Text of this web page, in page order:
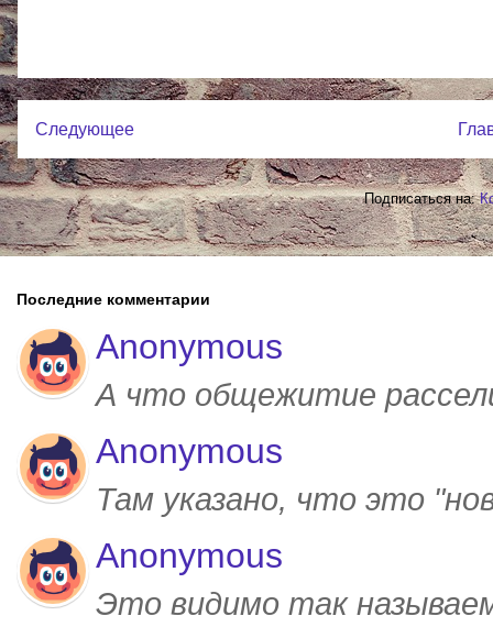
Следующее
Подписаться на:
Последние комментарии
Anonymous
А что общежитие
Anonymous
Там указано, что это
Anonymous
Это видимо так